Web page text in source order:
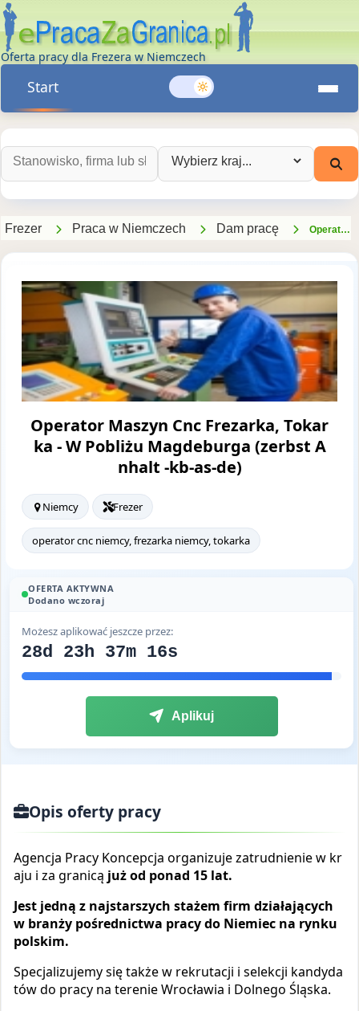
Oferta pracy dla Frezera w Niemczech
Start
Szukaj ofert pracy: Wybierz kraj:
Frezer Praca w Niemczech Dam pracę Operator Maszyn Cnc Frezarka, Tokarka - W Pobliżu Magdeburga (zerbst Anhalt -kb-as-de)
Operator Maszyn Cnc Frezarka, Tokar
ka - W Pobliżu Magdeburga (zerbst A
nhalt -kb-as-de)
Niemcy Frezer
operator cnc niemcy, frezarka niemcy, tokarka
OFERTA AKTYWNA
Dodano wczoraj
Możesz aplikować jeszcze przez:
28d 23h 37m 14s
Aplikuj
Opis oferty pracy
Agencja Pracy Koncepcja organizuje zatrudnienie w kr
aju i za granicą już od ponad 15 lat.
Jest jedną z najstarszych stażem firm działających
w branży pośrednictwa pracy do Niemiec na rynku
polskim.
Specjalizujemy się także w rekrutacji i selekcji kandyda
tów do pracy na terenie Wrocławia i Dolnego Śląska.